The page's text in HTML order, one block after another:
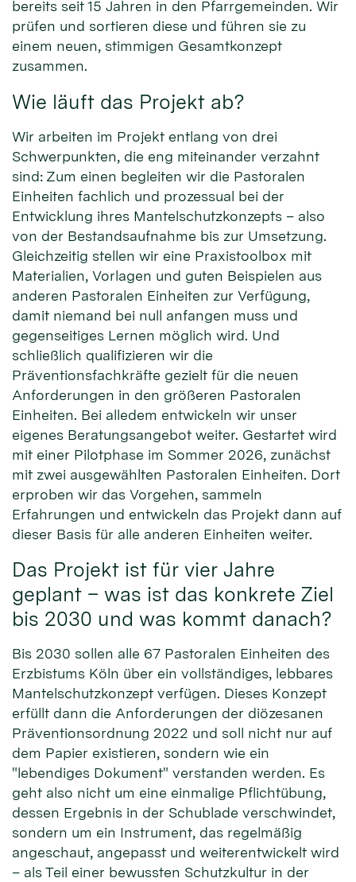
bereits seit 15 Jahren in den Pfarrgemeinden. Wir
prüfen und sortieren diese und führen sie zu
einem neuen, stimmigen Gesamtkonzept
zusammen.
Wie läuft das Projekt ab?
Wir arbeiten im Projekt entlang von drei
Schwerpunkten, die eng miteinander verzahnt
sind: Zum einen begleiten wir die Pastoralen
Einheiten fachlich und prozessual bei der
Entwicklung ihres Mantelschutzkonzepts – also
von der Bestandsaufnahme bis zur Umsetzung.
Gleichzeitig stellen wir eine Praxistoolbox mit
Materialien, Vorlagen und guten Beispielen aus
anderen Pastoralen Einheiten zur Verfügung,
damit niemand bei null anfangen muss und
gegenseitiges Lernen möglich wird. Und
schließlich qualifizieren wir die
Präventionsfachkräfte gezielt für die neuen
Anforderungen in den größeren Pastoralen
Einheiten. Bei alledem entwickeln wir unser
eigenes Beratungsangebot weiter. Gestartet wird
mit einer Pilotphase im Sommer 2026, zunächst
mit zwei ausgewählten Pastoralen Einheiten. Dort
erproben wir das Vorgehen, sammeln
Erfahrungen und entwickeln das Projekt dann auf
dieser Basis für alle anderen Einheiten weiter.
Das Projekt ist für vier Jahre
geplant – was ist das konkrete Ziel
bis 2030 und was kommt danach?
Bis 2030 sollen alle 67 Pastoralen Einheiten des
Erzbistums Köln über ein vollständiges, lebbares
Mantelschutzkonzept verfügen. Dieses Konzept
erfüllt dann die Anforderungen der diözesanen
Präventionsordnung 2022 und soll nicht nur auf
dem Papier existieren, sondern wie ein
"lebendiges Dokument" verstanden werden. Es
geht also nicht um eine einmalige Pflichtübung,
dessen Ergebnis in der Schublade verschwindet,
sondern um ein Instrument, das regelmäßig
angeschaut, angepasst und weiterentwickelt wird
– als Teil einer bewussten Schutzkultur in der